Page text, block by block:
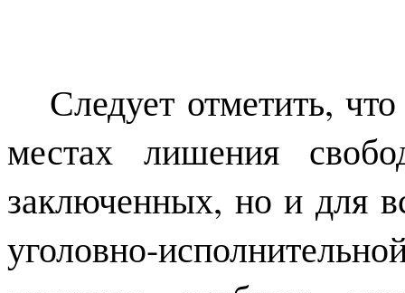
Следует отметить,
местах лишения
заключенных, но и для
уголовно-